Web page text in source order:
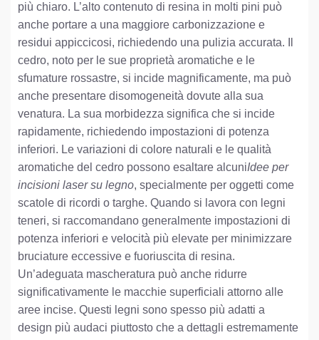
più chiaro. L’alto contenuto di resina in molti pini può
anche portare a una maggiore carbonizzazione e
residui appiccicosi, richiedendo una pulizia accurata. Il
cedro, noto per le sue proprietà aromatiche e le
sfumature rossastre, si incide magnificamente, ma può
anche presentare disomogeneità dovute alla sua
venatura. La sua morbidezza significa che si incide
rapidamente, richiedendo impostazioni di potenza
inferiori. Le variazioni di colore naturali e le qualità
aromatiche del cedro possono esaltare alcuniIdee per
incisioni laser su legno, specialmente per oggetti come
scatole di ricordi o targhe. Quando si lavora con legni
teneri, si raccomandano generalmente impostazioni di
potenza inferiori e velocità più elevate per minimizzare
bruciature eccessive e fuoriuscita di resina.
Un’adeguata mascheratura può anche ridurre
significativamente le macchie superficiali attorno alle
aree incise. Questi legni sono spesso più adatti a
design più audaci piuttosto che a dettagli estremamente